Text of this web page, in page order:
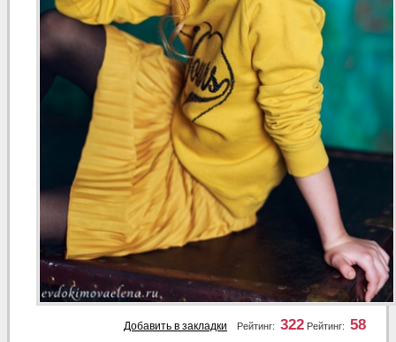
Рейтинг: 58
Рейтинг: 322
Добавить в закладки